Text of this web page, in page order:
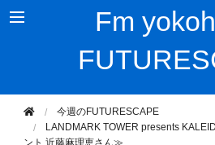
Fm
今週のFUTURESCAPE
LANDMARK TOWER presents
ント 近藤麻理恵さん≫